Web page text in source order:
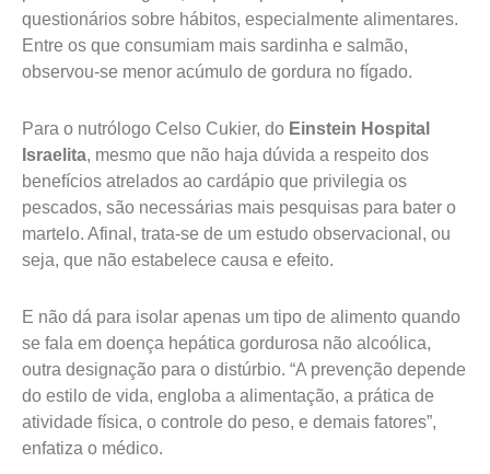
questionários sobre hábitos, especialmente alimentares.
Entre os que consumiam mais sardinha e salmão,
observou-se menor acúmulo de gordura no fígado.
Para o nutrólogo Celso Cukier, do Einstein Hospital
Israelita, mesmo que não haja dúvida a respeito dos
benefícios atrelados ao cardápio que privilegia os
pescados, são necessárias mais pesquisas para bater o
martelo. Afinal, trata-se de um estudo observacional, ou
seja, que não estabelece causa e efeito.
E não dá para isolar apenas um tipo de alimento quando
se fala em doença hepática gordurosa não alcoólica,
outra designação para o distúrbio. “A prevenção depende
do estilo de vida, engloba a alimentação, a prática de
atividade física, o controle do peso, e demais fatores”,
enfatiza o médico.